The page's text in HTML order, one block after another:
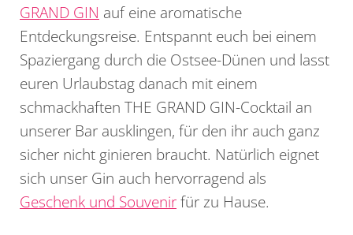
GRAND GIN auf eine aromatische
Entdeckungsreise. Entspannt euch bei einem
Spaziergang durch die Ostsee-Dünen und lasst
euren Urlaubstag danach mit einem
schmackhaften THE GRAND GIN-Cocktail an
unserer Bar ausklingen, für den ihr auch ganz
sicher nicht ginieren braucht. Natürlich eignet
sich unser Gin auch hervorragend als
Geschenk und Souvenirfür zu Hause.